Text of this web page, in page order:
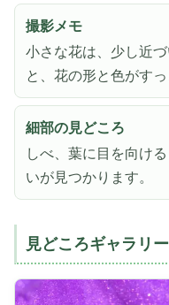
撮影メモ
小さな花は、少し近
と、花の形と色がすっ
細部の見どころ
しべ、葉に目を向け
いが見つかります。
見どころギャラリー